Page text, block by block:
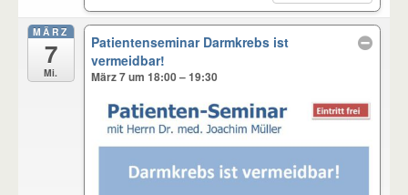
MÄRZ
7
Mi.
Patientenseminar Darmkrebs ist
vermeidbar!
März 7 um 18:00 – 19:30